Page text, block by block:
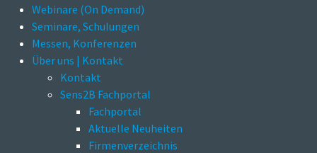
Webinare (On Demand)
Seminare, Schulungen
Messen, Konferenzen
Über uns | Kontakt
Kontakt
Sens2B Fachportal
Fachportal
Aktuelle Neuheiten
Firmenverzeichnis